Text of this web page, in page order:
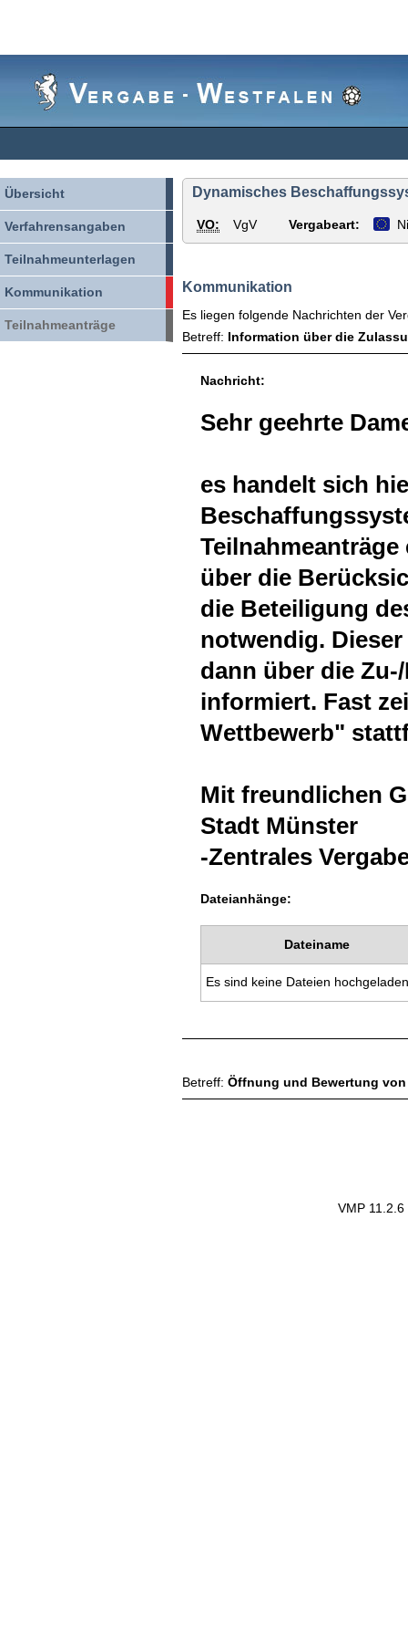
Übersicht
Verfahrensangaben
Teilnahmeunterlagen
Kommunikation
Teilnahmeanträge
Dynamisches
VO: VgV Vergabeart:
Kommunikation
Es liegen folgende Nachrichten der
Betreff: Information über die
Nachricht:
Sehr geehrte
es handelt sich
über die
die Beteiligung
notwendig.
dann über die
informiert. Fast
Wettbewerb"
Mit freundlichen
Stadt Münster
-Zentrales
Dateianhänge:
Dateiname
Es sind keine Dateien
Betreff: Öffnung und Bewertung
VMP 11.2.6